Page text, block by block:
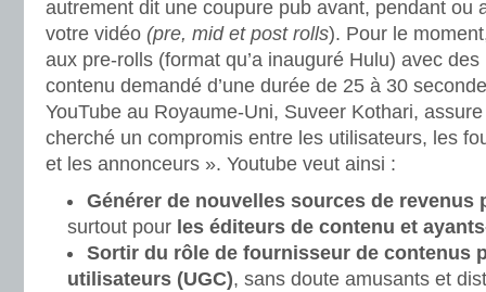
autrement dit une coupure pub avant, pendant ou
votre vidéo (pre, mid et post rolls). Pour le
aux pre-rolls (format qu’a inauguré Hulu) avec
contenu demandé d’une durée de 25 à 30
YouTube au Royaume-Uni, Suveer Kothari,
cherché un compromis entre les utilisateurs, les
et les annonceurs ». Youtube veut ainsi :
Générer de nouvelles sources de revenus
surtout pour les éditeurs de contenu et
Sortir du rôle de fournisseur de contenus
utilisateurs (UGC), sans doute amusants et